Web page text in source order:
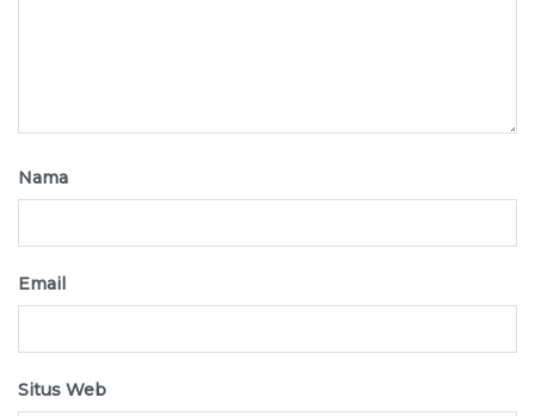
Nama
Email
Situs Web